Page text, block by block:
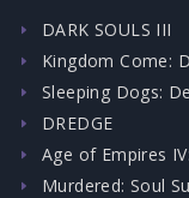
DARK SOULS III
Kingdom Come:
Sleeping Dogs:
DREDGE
Age of Empires
Murdered: Soul